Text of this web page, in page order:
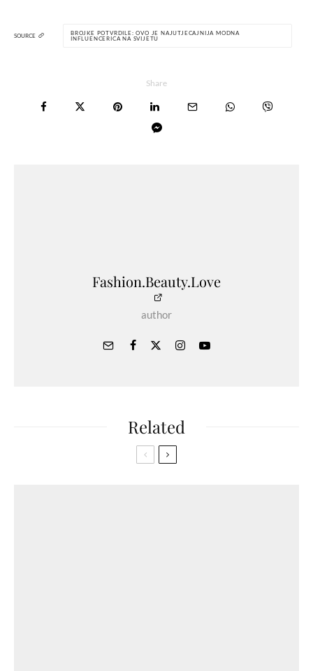
SOURCE
BROJKE POTVRDILE: OVO JE NAJUTJECAJNIJA MODNA
INFLUENCERICA NA SVIJETU
Share
Fashion.Beauty.Love
author
Related